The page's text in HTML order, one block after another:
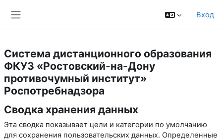
Вход
Система дистанционного образования
ФКУЗ «Ростовский-на-Дону
противочумный институт»
Роспотребнадзора
Сводка хранения данных
Эта сводка показывает цели и категории по умолчанию
для сохранения пользовательских данных. Определенные